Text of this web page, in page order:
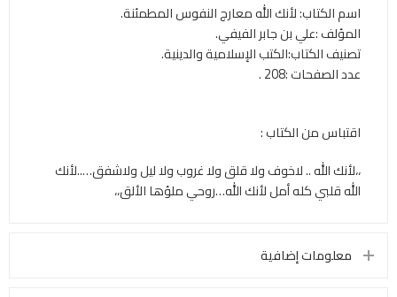
اسم الكتاب: لأنك الله معارج النفوس المطمئنة.
المؤلف :علي بن جابر الفيفي.
تصنيف الكتاب:الكتب الإسلامية والدينية.
عدد الصفحات :208 .
اقتباس من الكتاب :
،،لأنك الله .. لاخوف ولا قلق ولا غروب ولا ليل ولاشفق…..لأنك
الله قلبي كله أمل لأنك الله…روحي ملؤها الألق،،
معلومات إضافية